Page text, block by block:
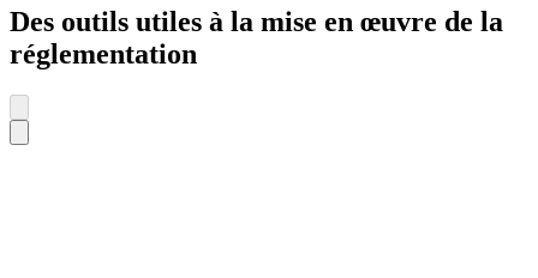
Des outils utiles à la mise en œuvre de la
réglementation